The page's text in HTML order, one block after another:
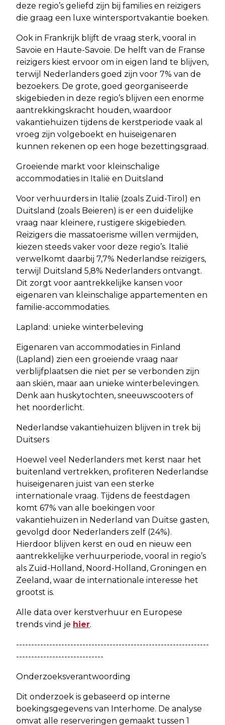
deze regio’s geliefd zijn bij families en reizigers
die graag een luxe wintersportvakantie boeken.
Ook in Frankrijk blijft de vraag sterk, vooral in
Savoie en Haute-Savoie. De helft van de Franse
reizigers kiest ervoor om in eigen land te blijven,
terwijl Nederlanders goed zijn voor 7% van de
bezoekers. De grote, goed georganiseerde
skigebieden in deze regio’s blijven een enorme
aantrekkingskracht houden, waardoor
vakantiehuizen tijdens de kerstperiode vaak al
vroeg zijn volgeboekt en huiseigenaren
kunnen rekenen op een hoge bezettingsgraad.
Groeiende markt voor kleinschalige
accommodaties in Italië en Duitsland
Voor verhuurders in Italië (zoals Zuid-Tirol) en
Duitsland (zoals Beieren) is er een duidelijke
vraag naar kleinere, rustigere skigebieden.
Reizigers die massatoerisme willen vermijden,
kiezen steeds vaker voor deze regio’s. Italië
verwelkomt daarbij 7,7% Nederlandse reizigers,
terwijl Duitsland 5,8% Nederlanders ontvangt.
Dit zorgt voor aantrekkelijke kansen voor
eigenaren van kleinschalige appartementen en
familie-accommodaties.
Lapland: unieke winterbeleving
Eigenaren van accommodaties in Finland
(Lapland) zien een groeiende vraag naar
verblijfplaatsen die niet per se verbonden zijn
aan skiën, maar aan unieke winterbelevingen.
Denk aan huskytochten, sneeuwscooters of
het noorderlicht.
Nederlandse vakantiehuizen blijven in trek bij
Duitsers
Hoewel veel Nederlanders met kerst naar het
buitenland vertrekken, profiteren Nederlandse
huiseigenaren juist van een sterke
internationale vraag. Tijdens de feestdagen
komt 67% van alle boekingen voor
vakantiehuizen in Nederland van Duitse gasten,
gevolgd door Nederlanders zelf (24%).
Hierdoor blijven kerst en oud en nieuw een
aantrekkelijke verhuurperiode, vooral in regio’s
als Zuid-Holland, Noord-Holland, Groningen en
Zeeland, waar de internationale interesse het
grootst is.
Alle data over kerstverhuur en Europese
trends vind je hier.
----------------------------------------------------------------
-----------------------------
Onderzoeksverantwoording
Dit onderzoek is gebaseerd op interne
boekingsgegevens van Interhome. De analyse
omvat alle reserveringen gemaakt tussen 1